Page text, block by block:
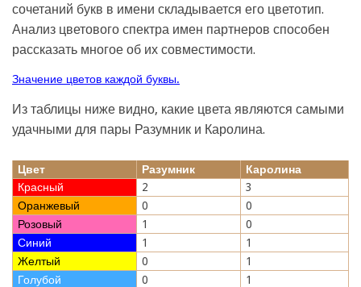
сочетаний букв в имени складывается его цветотип.
Анализ цветового спектра имен партнеров способен
рассказать многое об их совместимости.
Значение цветов каждой буквы.
Из таблицы ниже видно, какие цвета являются самыми
удачными для пары Разумник и Каролина.
Цвет Разумник
Каролина
Красный
2
3
Оранжевый
0
0
Розовый
1
0
Синий
1
1
Желтый
0
1
Голубой
0
1